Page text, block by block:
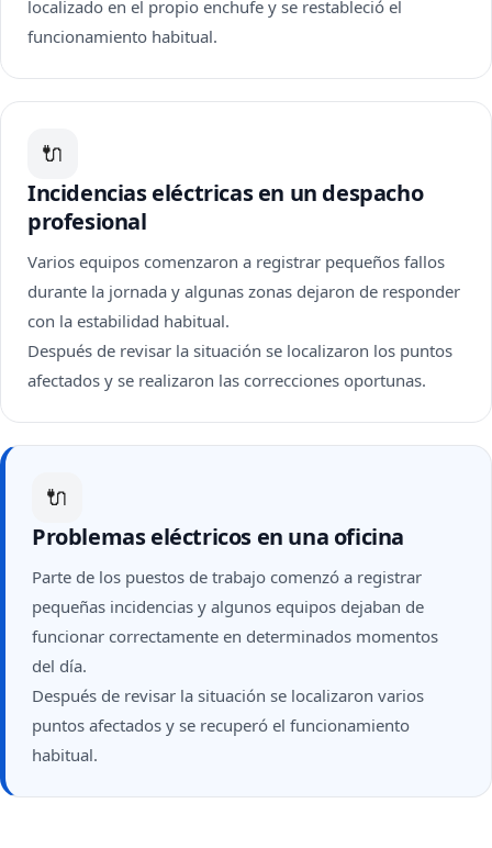
localizado en el propio enchufe y se restableció el
funcionamiento habitual.
🔌
Incidencias eléctricas en un despacho
profesional
Varios equipos comenzaron a registrar pequeños fallos
durante la jornada y algunas zonas dejaron de responder
con la estabilidad habitual.
Después de revisar la situación se localizaron los puntos
afectados y se realizaron las correcciones oportunas.
🔌
Problemas eléctricos en una oficina
Parte de los puestos de trabajo comenzó a registrar
pequeñas incidencias y algunos equipos dejaban de
funcionar correctamente en determinados momentos
del día.
Después de revisar la situación se localizaron varios
puntos afectados y se recuperó el funcionamiento
habitual.